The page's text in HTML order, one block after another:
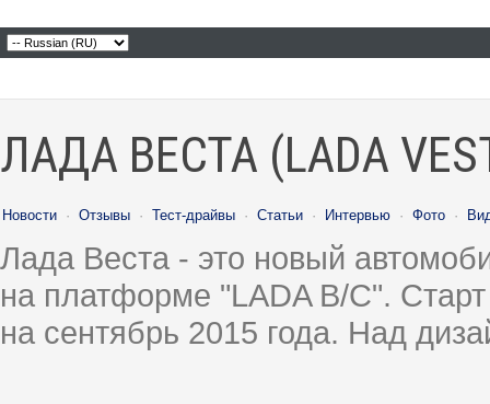
ЛАДА ВЕСТА (LADA
Новости · Отзывы · Тест-драйвы · Статьи · Интервью · Фото ·
Лада Веста - это новый
на платформе "LADA B/C".
на сентябрь 2015 года. Над